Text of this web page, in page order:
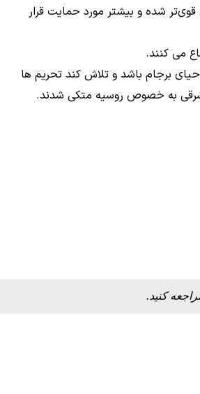
شده و بیشتر مورد حمایت قرار
می کنند.
برجام باشد و تلاش کند تحریم ها
شرقی به خصوص روسیه متکی شدند.
کنید.
از حد و حدود خودمان دفاع می‌کنیم، اما
گسترش جنگ نیس…